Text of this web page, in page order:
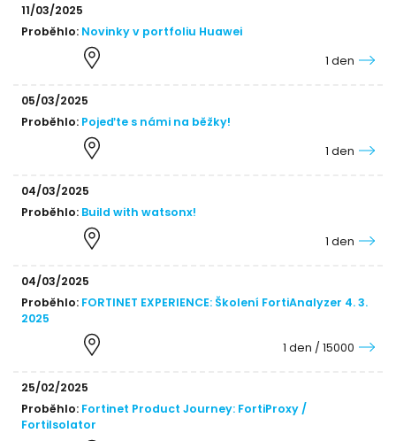
11/03/2025
Proběhlo:Novinky v portfoliu Huawei
1 den
05/03/2025
Proběhlo:Pojeďte s námi na běžky!
1 den
04/03/2025
Proběhlo:Build with watsonx!
1 den
04/03/2025
Proběhlo:FORTINET EXPERIENCE: Školení FortiAnalyzer 4. 3.
2025
1 den / 15000
25/02/2025
Proběhlo:Fortinet Product Journey: FortiProxy /
FortiIsolator